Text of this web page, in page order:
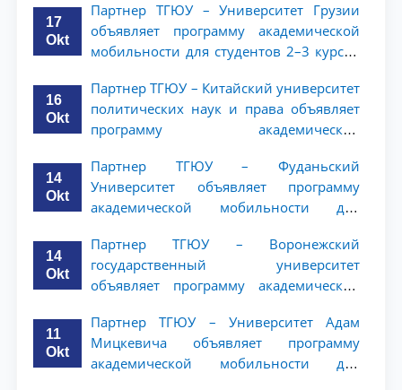
ТГЮУ
17
Okt
Партнер ТГЮУ – Университет Грузии
объявляет программу академической
мобильности для студентов 2–3 курсов
16
Okt
Партнер ТГЮУ – Китайский университет
политических наук и права объявляет
программу академической
ТГЮУ
14
Okt
Партнер ТГЮУ – Фуданьский
Университет объявляет программу
академической мобильности для
14
Okt
Партнер ТГЮУ – Воронежский
государственный университет
объявляет программу академической
ТГЮУ
11
Okt
Партнер ТГЮУ – Университет Адам
Мицкевича объявляет программу
академической мобильности для